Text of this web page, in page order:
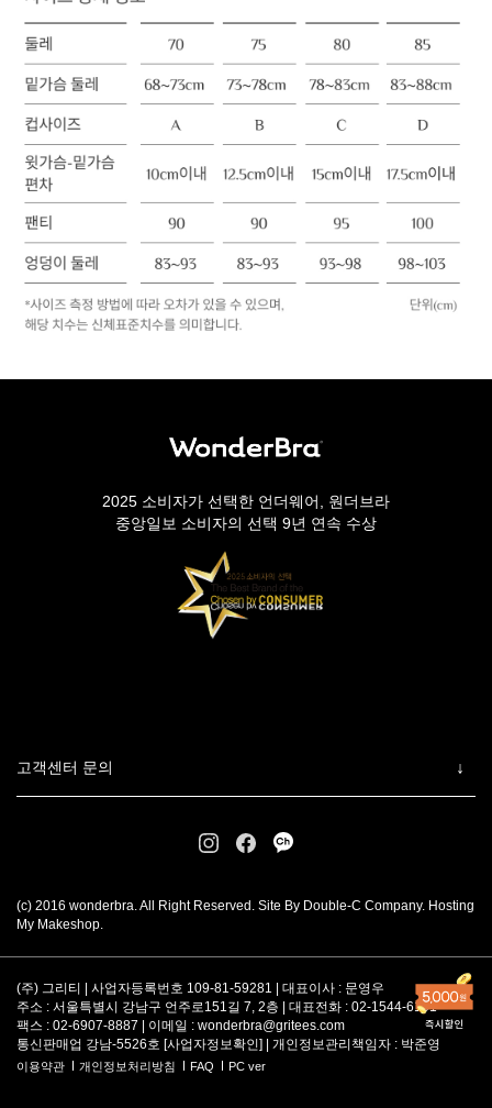
2025 소비자가 선택한 언더웨어, 원더브라
중앙일보 소비자의 선택 9년 연속 수상
고객센터 문의
(c) 2016 wonderbra. All Right Reserved. Site By Double-C Company. Hosting
My Makeshop.
(주) 그리티 | 사업자등록번호 109-81-59281 | 대표이사 : 문영우
주소 : 서울특별시 강남구 언주로151길 7, 2층 | 대표전화 : 02-1544-6101
팩스 : 02-6907-8887 | 이메일 : wonderbra@gritees.com
통신판매업 강남-5526호 [사업자정보확인] | 개인정보관리책임자 : 박준영
이용약관 개인정보처리방침 FAQ PC ver